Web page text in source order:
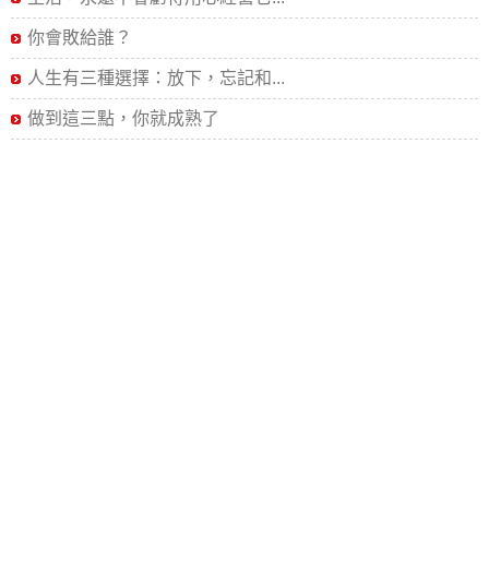
你會敗給誰？
人生有三種選擇：放下，忘記和...
做到這三點，你就成熟了